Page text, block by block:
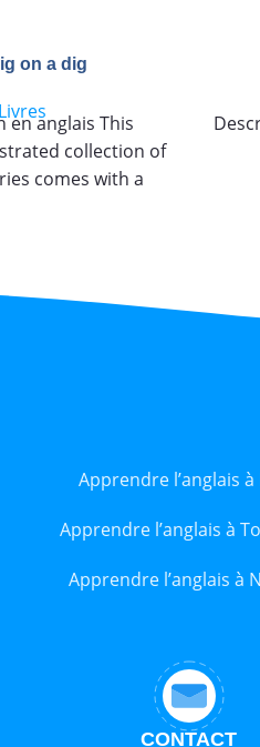
on a dig
Livres
en anglais This
collection of
comes with a
Apprendre l’anglais à
Apprendre l’anglais à
Apprendre l’anglais à
CONTACT